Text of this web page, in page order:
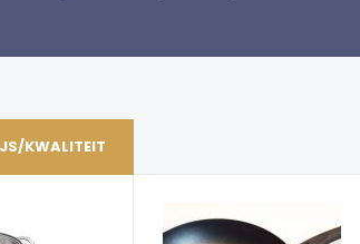
KWALITEIT